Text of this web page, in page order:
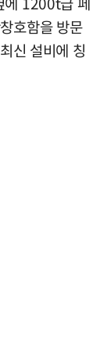
호함을 방문
신 설비에 칭